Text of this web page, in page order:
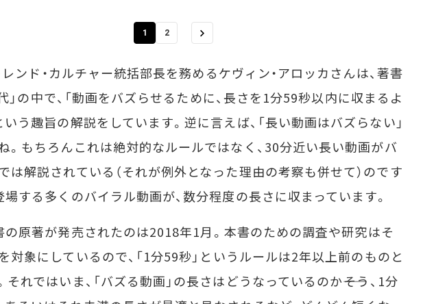
1 2
ンド・カルチャー統括部長を務めるケヴィン・アロッカさんは、著書
」の中で、「動画をバズらせるために、長さを1分59秒以内に収まるよ
いう趣旨の解説をしています。逆に言えば、「長い動画はバズらない」
。もちろんこれは絶対的なルールではなく、30分近い長い動画がバ
は解説されている（それが例外となった理由の考察も併せて）のです
場する多くのバイラル動画が、数分程度の長さに収まっています。
の原著が発売されたのは2018年1月。本書のための調査や研究はそ
対象にしているので、「1分59秒」というルールは2年以上前のものと
れではいま、「バズる動画」の長さはどうなっているのか――そう、1分